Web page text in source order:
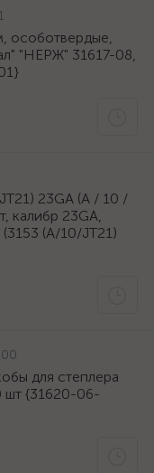
особотвердые,
"НЕРЖ" 31617-08,
23GA (A / 10 /
калибр 23GA,
(A/10/JT21)
для степлера
шт {31620-06-